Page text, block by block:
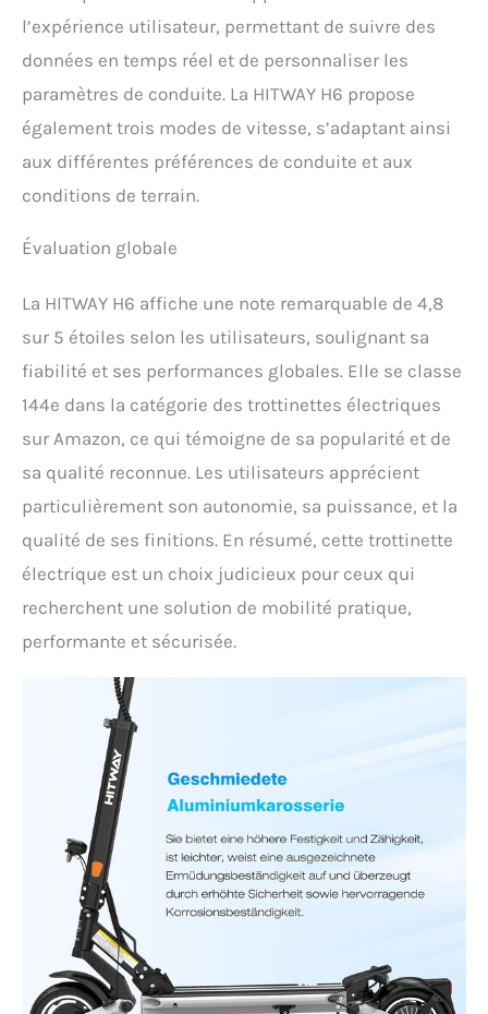
structure solide et
durable. 【Conception
trottinette est dotée d'une
fonction de pliage rapide
hauteur réglable.
facilement dans le coffre
de la voiture ou se
qui en fait un choix idéal
pour les déplacements
【Tableau de bord
intelligent et clignotants】
affiche en temps réel la
vitesse, le niveau de
parcourue et les modes de
conduite, pour une lecture
clignotants et d'une
sonnette mécanique, la
conduite plus intelligente.
【Service après-vente】
Pour toute question, notre
équipe professionnelle de
pré-vente et après-vente
est toujours prête à vous
l’expérience utilisateur, permettant de suivre des
données en temps réel et de personnaliser les
paramètres de conduite. La HITWAY H6 propose
également trois modes de vitesse, s’adaptant ainsi
aux différentes préférences de conduite et aux
conditions de terrain.
Évaluation globale
La HITWAY H6 affiche une note remarquable de 4,8
sur 5 étoiles selon les utilisateurs, soulignant sa
fiabilité et ses performances globales. Elle se classe
144e dans la catégorie des trottinettes électriques
sur Amazon, ce qui témoigne de sa popularité et de
sa qualité reconnue. Les utilisateurs apprécient
particulièrement son autonomie, sa puissance, et la
qualité de ses finitions. En résumé, cette trottinette
électrique est un choix judicieux pour ceux qui
recherchent une solution de mobilité pratique,
performante et sécurisée.